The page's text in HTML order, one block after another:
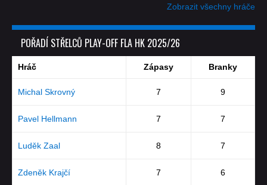
Zobrazit všechny hráče
POŘADÍ STŘELCŮ PLAY-OFF FLA HK 2025/26
Hráč Zápasy Branky
Michal Skrovný 7 9
Pavel Hellmann 7 7
Luděk Zaal 8 7
Zdeněk Krajčí 7 6